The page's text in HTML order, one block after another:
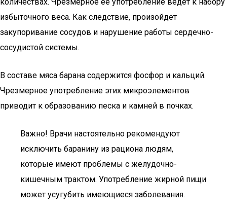
избыточного веса. Как следствие, произойдет
закупоривание сосудов и нарушение работы сердечно-
сосудистой системы.
В составе мяса барана содержится фосфор и кальций.
Чрезмерное употребление этих микроэлементов
приводит к образованию песка и камней в почках.
Важно! Врачи настоятельно рекомендуют
исключить баранину из рациона людям,
которые имеют проблемы с желудочно-
кишечным трактом. Употребление жирной пищи
может усугубить имеющиеся заболевания.